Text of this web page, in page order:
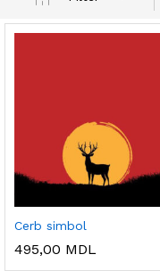
Cerb simbol
495,00 MDL